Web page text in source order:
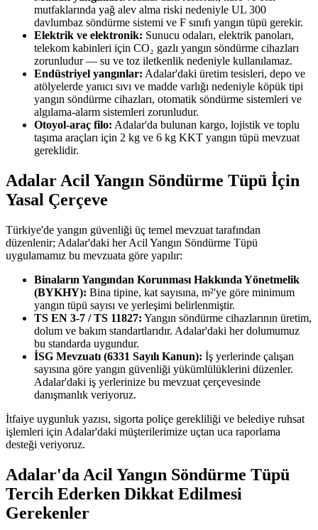
mutfaklarında yağ alev alma riski nedeniyle UL 300
davlumbaz söndürme sistemi ve F sınıfı yangın tüpü gerekir.
Elektrik ve elektronik: Sunucu odaları, elektrik panoları,
telekom kabinleri için CO₂ gazlı yangın söndürme cihazları
zorunludur — su ve toz iletkenlik nedeniyle kullanılamaz.
Endüstriyel yangınlar: Adalar'daki üretim tesisleri, depo ve
atölyelerde yanıcı sıvı ve madde varlığı nedeniyle köpük tipi
yangın söndürme cihazları, otomatik söndürme sistemleri ve
algılama-alarm sistemleri zorunludur.
Otoyol-araç filo: Adalar'da bulunan kargo, lojistik ve toplu
taşıma araçları için 2 kg ve 6 kg KKT yangın tüpü mevzuat
gereklidir.
Adalar Acil Yangın Söndürme Tüpü İçin
Yasal Çerçeve
Türkiye'de yangın güvenliği üç temel mevzuat tarafından
düzenlenir; Adalar'daki her Acil Yangın Söndürme Tüpü
uygulamamız bu mevzuata göre yapılır:
Binaların Yangından Korunması Hakkında Yönetmelik
(BYKHY): Bina tipine, kat sayısına, m²'ye göre minimum
yangın tüpü sayısı ve yerleşimi belirlenmiştir.
TS EN 3-7 / TS 11827: Yangın söndürme cihazlarının üretim,
dolum ve bakım standartlarıdır. Adalar'daki her dolumumuz
bu standarda uygundur.
İSG Mevzuatı (6331 Sayılı Kanun): İş yerlerinde çalışan
sayısına göre yangın güvenliği yükümlülüklerini düzenler.
Adalar'daki iş yerlerinize bu mevzuat çerçevesinde
danışmanlık veriyoruz.
İtfaiye uygunluk yazısı, sigorta poliçe gerekliliği ve belediye ruhsat
işlemleri için Adalar'daki müşterilerimize uçtan uca raporlama
desteği veriyoruz.
Adalar'da Acil Yangın Söndürme Tüpü
Tercih Ederken Dikkat Edilmesi
Gerekenler